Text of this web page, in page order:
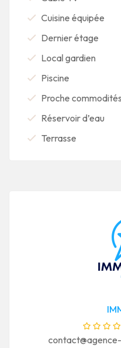
Cuisine équipée
Dernier étage
Local gardien
Piscine
Proche commodités
Réservoir d’eau
Terrasse